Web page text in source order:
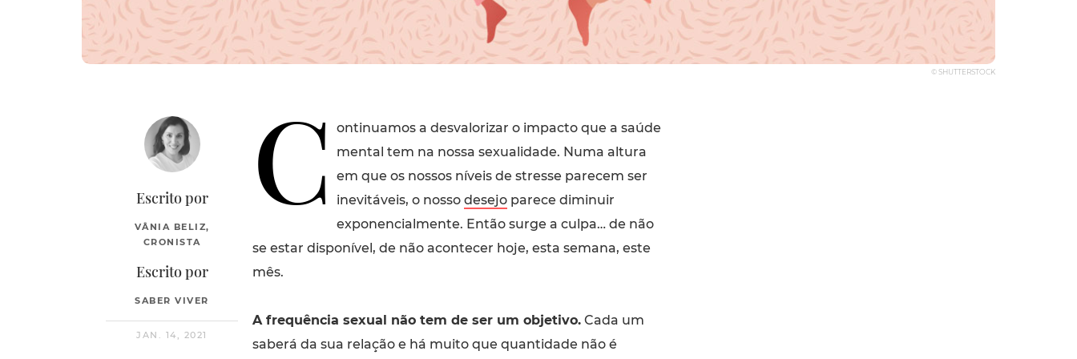
© SHUTTERSTOCK
Escrito por
VÂNIA BELIZ,
CRONISTA
Escrito por
SABER VIVER
JAN. 14, 2021
C
ontinuamos a desvalorizar o impacto que a saúde
mental tem na nossa sexualidade. Numa altura
em que os nossos níveis de stresse parecem ser
inevitáveis, o nosso desejoparece diminuir
exponencialmente. Então surge a culpa… de não
se estar disponível, de não acontecer hoje, esta semana, este
mês.
A frequência sexual não tem de ser um objetivo.Cada um
saberá da sua relação e há muito que quantidade não é